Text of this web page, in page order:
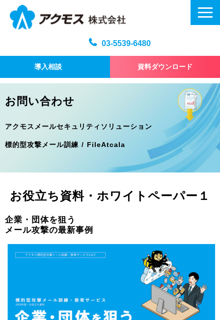
03-5539-6480
導入相談 資料ダウンロード
プラン・料金
よくある質問
お問い合わせ
アクモスメールセキュリティソリューション
標的型攻撃メール訓練 / FileAtcala
お役立ち資料・ホワイトペーパー１
企業・団体を狙う
メール攻撃の最新事例